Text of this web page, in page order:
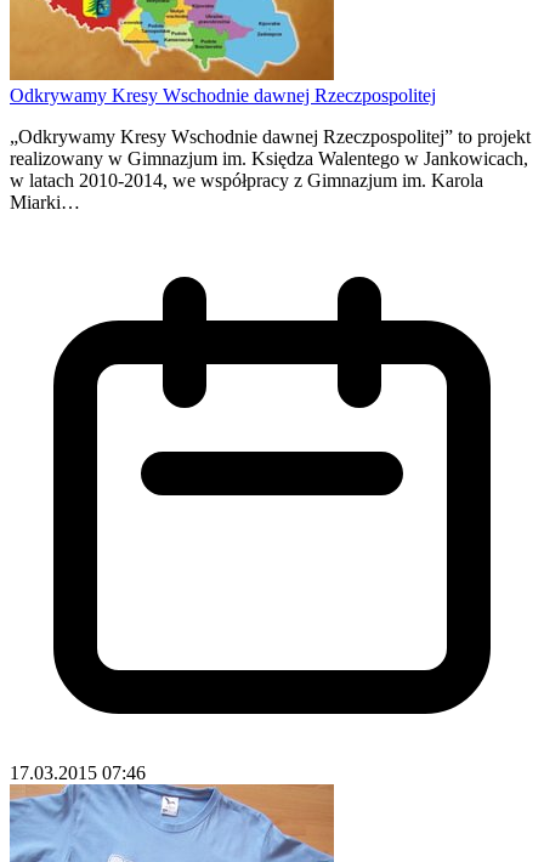
Odkrywamy Kresy Wschodnie dawnej Rzeczpospolitej
„Odkrywamy Kresy Wschodnie dawnej Rzeczpospolitej” to projekt
realizowany w Gimnazjum im. Księdza Walentego w Jankowicach,
w latach 2010-2014, we współpracy z Gimnazjum im. Karola
Miarki…
17.03.2015 07:46